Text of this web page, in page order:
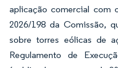
aplicação comercial com
2026/198 da Comissão,
sobre torres eólicas de
Regulamento de